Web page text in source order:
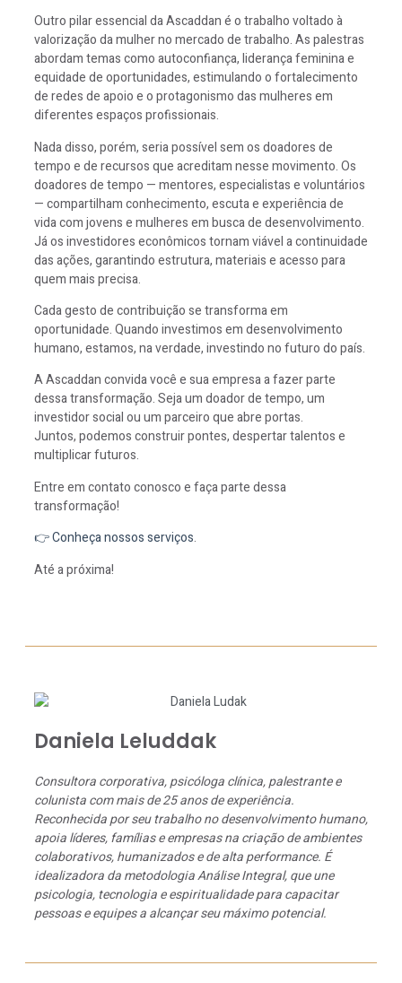
Outro pilar essencial da Ascaddan é o trabalho voltado à
valorização da mulher no mercado de trabalho. As palestras
abordam temas como autoconfiança, liderança feminina e
equidade de oportunidades, estimulando o fortalecimento
de redes de apoio e o protagonismo das mulheres em
diferentes espaços profissionais.
Nada disso, porém, seria possível sem os doadores de
tempo e de recursos que acreditam nesse movimento. Os
doadores de tempo — mentores, especialistas e voluntários
— compartilham conhecimento, escuta e experiência de
vida com jovens e mulheres em busca de desenvolvimento.
Já os investidores econômicos tornam viável a continuidade
das ações, garantindo estrutura, materiais e acesso para
quem mais precisa.
Cada gesto de contribuição se transforma em
oportunidade. Quando investimos em desenvolvimento
humano, estamos, na verdade, investindo no futuro do país.
A Ascaddan convida você e sua empresa a fazer parte
dessa transformação. Seja um doador de tempo, um
investidor social ou um parceiro que abre portas.
Juntos, podemos construir pontes, despertar talentos e
multiplicar futuros.
Entre em contato conosco e faça parte dessa
transformação!
👉 Conheça nossos serviços.
Até a próxima!
Daniela Leluddak
Consultora corporativa, psicóloga clínica, palestrante e
colunista com mais de 25 anos de experiência.
Reconhecida por seu trabalho no desenvolvimento humano,
apoia líderes, famílias e empresas na criação de ambientes
colaborativos, humanizados e de alta performance. É
idealizadora da metodologia Análise Integral, que une
psicologia, tecnologia e espiritualidade para capacitar
pessoas e equipes a alcançar seu máximo potencial.